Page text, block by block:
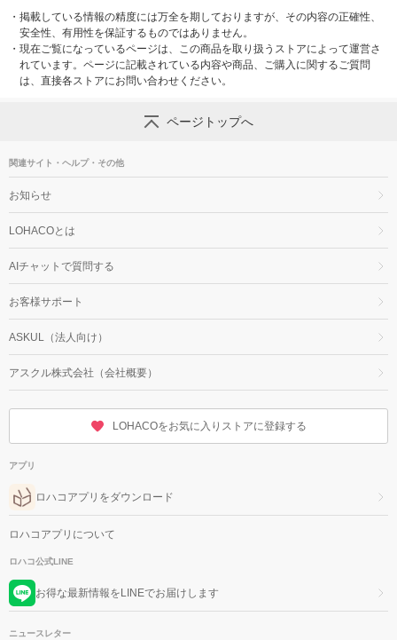
・ 掲載している情報の精度には万全を期しておりますが、その内容の正確性、
安全性、有用性を保証するものではありません。
・ 現在ご覧になっているページは、この商品を取り扱うストアによって運営さ
れています。ページに記載されている内容や商品、ご購入に関するご質問
は、直接各ストアにお問い合わせください。
ページトップへ
関連サイト・ヘルプ・その他
お知らせ
LOHACOとは
AIチャットで質問する
お客様サポート
ASKUL（法人向け）
アスクル株式会社（会社概要）
LOHACOをお気に入りストアに登録する
アプリ
ロハコアプリをダウンロード
ロハコアプリについて
ロハコ公式LINE
お得な最新情報をLINEでお届けします
ニュースレター